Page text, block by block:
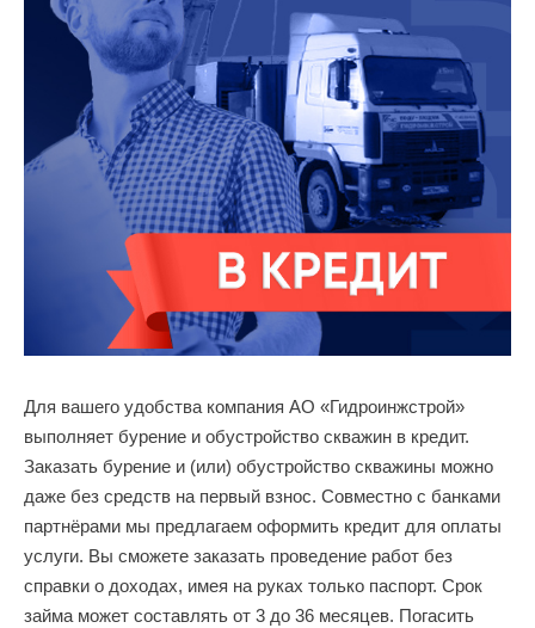
Для вашего удобства компания АО «Гидроинжстрой»
выполняет бурение и обустройство скважин в кредит.
Заказать бурение и (или) обустройство скважины можно
даже без средств на первый взнос. Совместно с банками
партнёрами мы предлагаем оформить кредит для оплаты
услуги. Вы сможете заказать проведение работ без
справки о доходах, имея на руках только паспорт. Срок
займа может составлять от 3 до 36 месяцев. Погасить